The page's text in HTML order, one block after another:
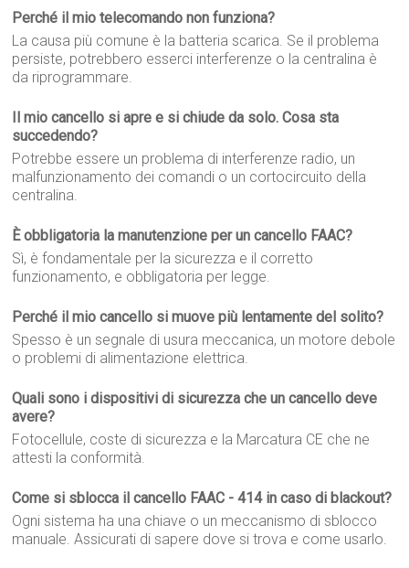
Perché il mio telecomando non funziona?
La causa più comune è la batteria scarica. Se il problema
persiste, potrebbero esserci interferenze o la centralina è
da riprogrammare.
Il mio cancello si apre e si chiude da solo. Cosa sta
succedendo?
Potrebbe essere un problema di interferenze radio, un
malfunzionamento dei comandi o un cortocircuito della
centralina.
È obbligatoria la manutenzione per un cancello FAAC?
Sì, è fondamentale per la sicurezza e il corretto
funzionamento, e obbligatoria per legge.
Perché il mio cancello si muove più lentamente del solito?
Spesso è un segnale di usura meccanica, un motore debole
o problemi di alimentazione elettrica.
Quali sono i dispositivi di sicurezza che un cancello deve
avere?
Fotocellule, coste di sicurezza e la Marcatura CE che ne
attesti la conformità.
Come si sblocca il cancello FAAC - 414 in caso di blackout?
Ogni sistema ha una chiave o un meccanismo di sblocco
manuale. Assicurati di sapere dove si trova e come usarlo.